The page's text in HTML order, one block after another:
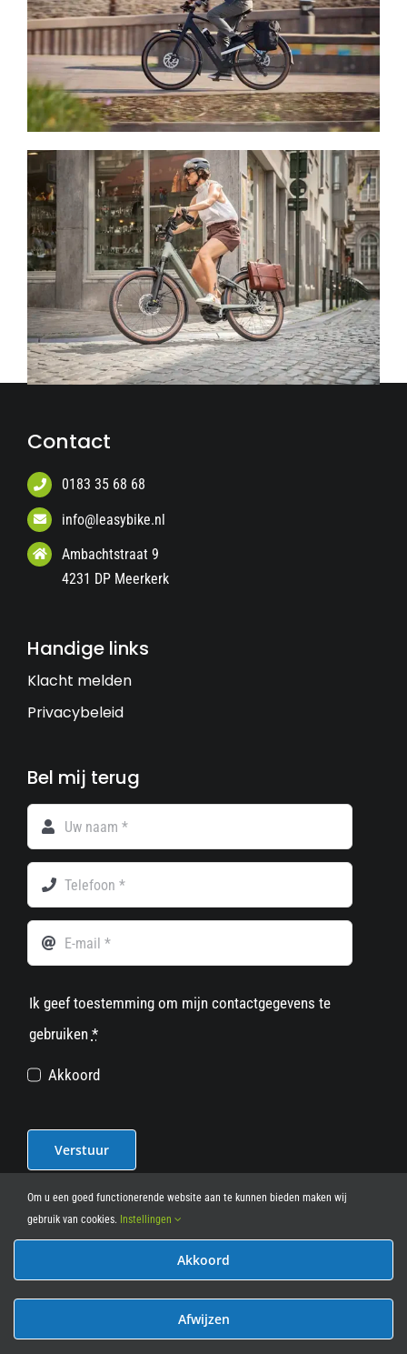
Contact
0183 35 68 68
info@leasybike.nl
Ambachtstraat 9
4231 DP Meerkerk
Handige links
Klacht melden
Privacybeleid
Bel mij terug
Ik geef toestemming om mijn contactgegevens te
gebruiken *
Akkoord
Verstuur
© 2012 - 2026• Leasy Bike • All Rights Reserved • powered
Om u een goed functionerende website aan te kunnen bieden maken wij
gebruik van cookies. Instellingen
Akkoord
Afwijzen